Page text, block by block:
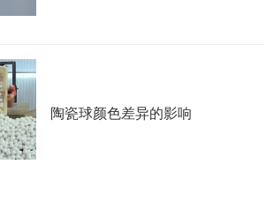
陶瓷球颜色差异的影响